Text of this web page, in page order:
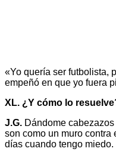
«Yo quería ser futbolista,
empeñó en que yo fuera
XL. ¿Y cómo lo
J.G. Dándome
son como un muro contra
días cuando tengo miedo.